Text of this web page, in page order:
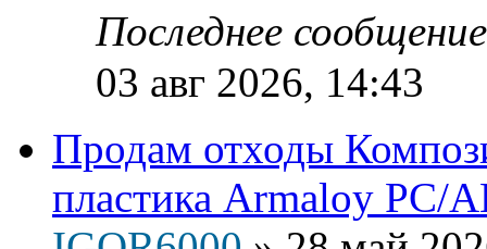
Последнее
03 авг 2026, 14:43
Продам отходы
пластика Armaloy PC/